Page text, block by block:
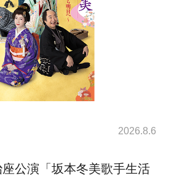
2026.8.6
公演「坂本冬美歌手生活